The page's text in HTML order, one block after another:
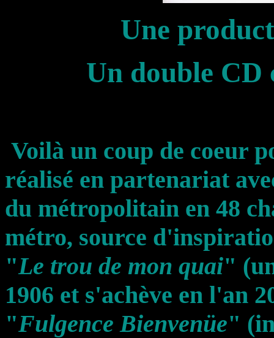
Une
Un double CD
Voilà un coup de coeur
réalisé en partenariat
du métropolitain en 48
métro, source
"Le trou de mon quai"
1906 et s'achève en l'an
"Fulgence Bienvenüe"